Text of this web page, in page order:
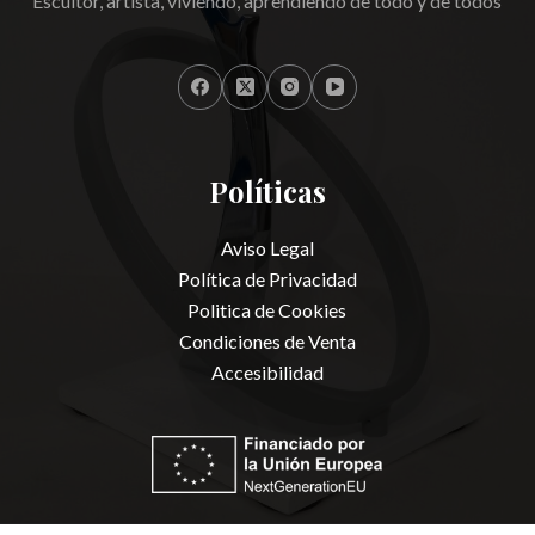
Políticas
Aviso Legal
Política de Privacidad
Politica de Cookies
Condiciones de Venta
Accesibilidad